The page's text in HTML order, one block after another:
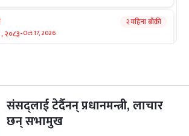
२०८३-Oct 17, 2026
२ महिना बाँकी
२०८३-Oct 20, 2026
२ महिना बाँकी
संसद्लाई टेर्दैनन् प्रधानमन्त्री, लाचार
छन् सभामुख